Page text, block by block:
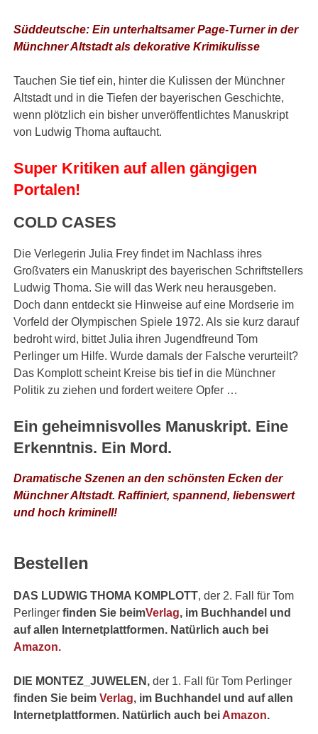
Süddeutsche: Ein unterhaltsamer Page-Turner in der
Münchner Altstadt als dekorative Krimikulisse
Tauchen Sie tief ein, hinter die Kulissen der Münchner
Altstadt und in die Tiefen der bayerischen Geschichte,
wenn plötzlich ein bisher unveröffentlichtes Manuskript
von Ludwig Thoma auftaucht.
Super Kritiken auf allen gängigen
Portalen!
COLD CASES
Die Verlegerin Julia Frey findet im Nachlass ihres
Großvaters ein Manuskript des bayerischen Schriftstellers
Ludwig Thoma. Sie will das Werk neu herausgeben.
Doch dann entdeckt sie Hinweise auf eine Mordserie im
Vorfeld der Olympischen Spiele 1972. Als sie kurz darauf
bedroht wird, bittet Julia ihren Jugendfreund Tom
Perlinger um Hilfe. Wurde damals der Falsche verurteilt?
Das Komplott scheint Kreise bis tief in die Münchner
Politik zu ziehen und fordert weitere Opfer …
Ein geheimnisvolles Manuskript. Eine
Erkenntnis. Ein Mord.
Dramatische Szenen an den schönsten Ecken der
Münchner Altstadt. Raffiniert, spannend, liebenswert
und hoch kriminell!
Bestellen
DAS LUDWIG THOMA KOMPLOTT, der 2. Fall für Tom
Perlingerfinden Sie beimVerlag, im Buchhandel und
auf allen Internetplattformen. Natürlich auch bei
Amazon.
DIE MONTEZ_JUWELEN,der 1. Fall für Tom Perlinger
finden Sie beimVerlag, im Buchhandel und auf allen
Internetplattformen. Natürlich auch beiAmazon.